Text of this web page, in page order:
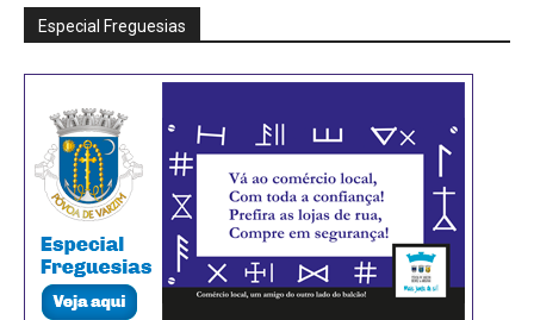
Especial Freguesias